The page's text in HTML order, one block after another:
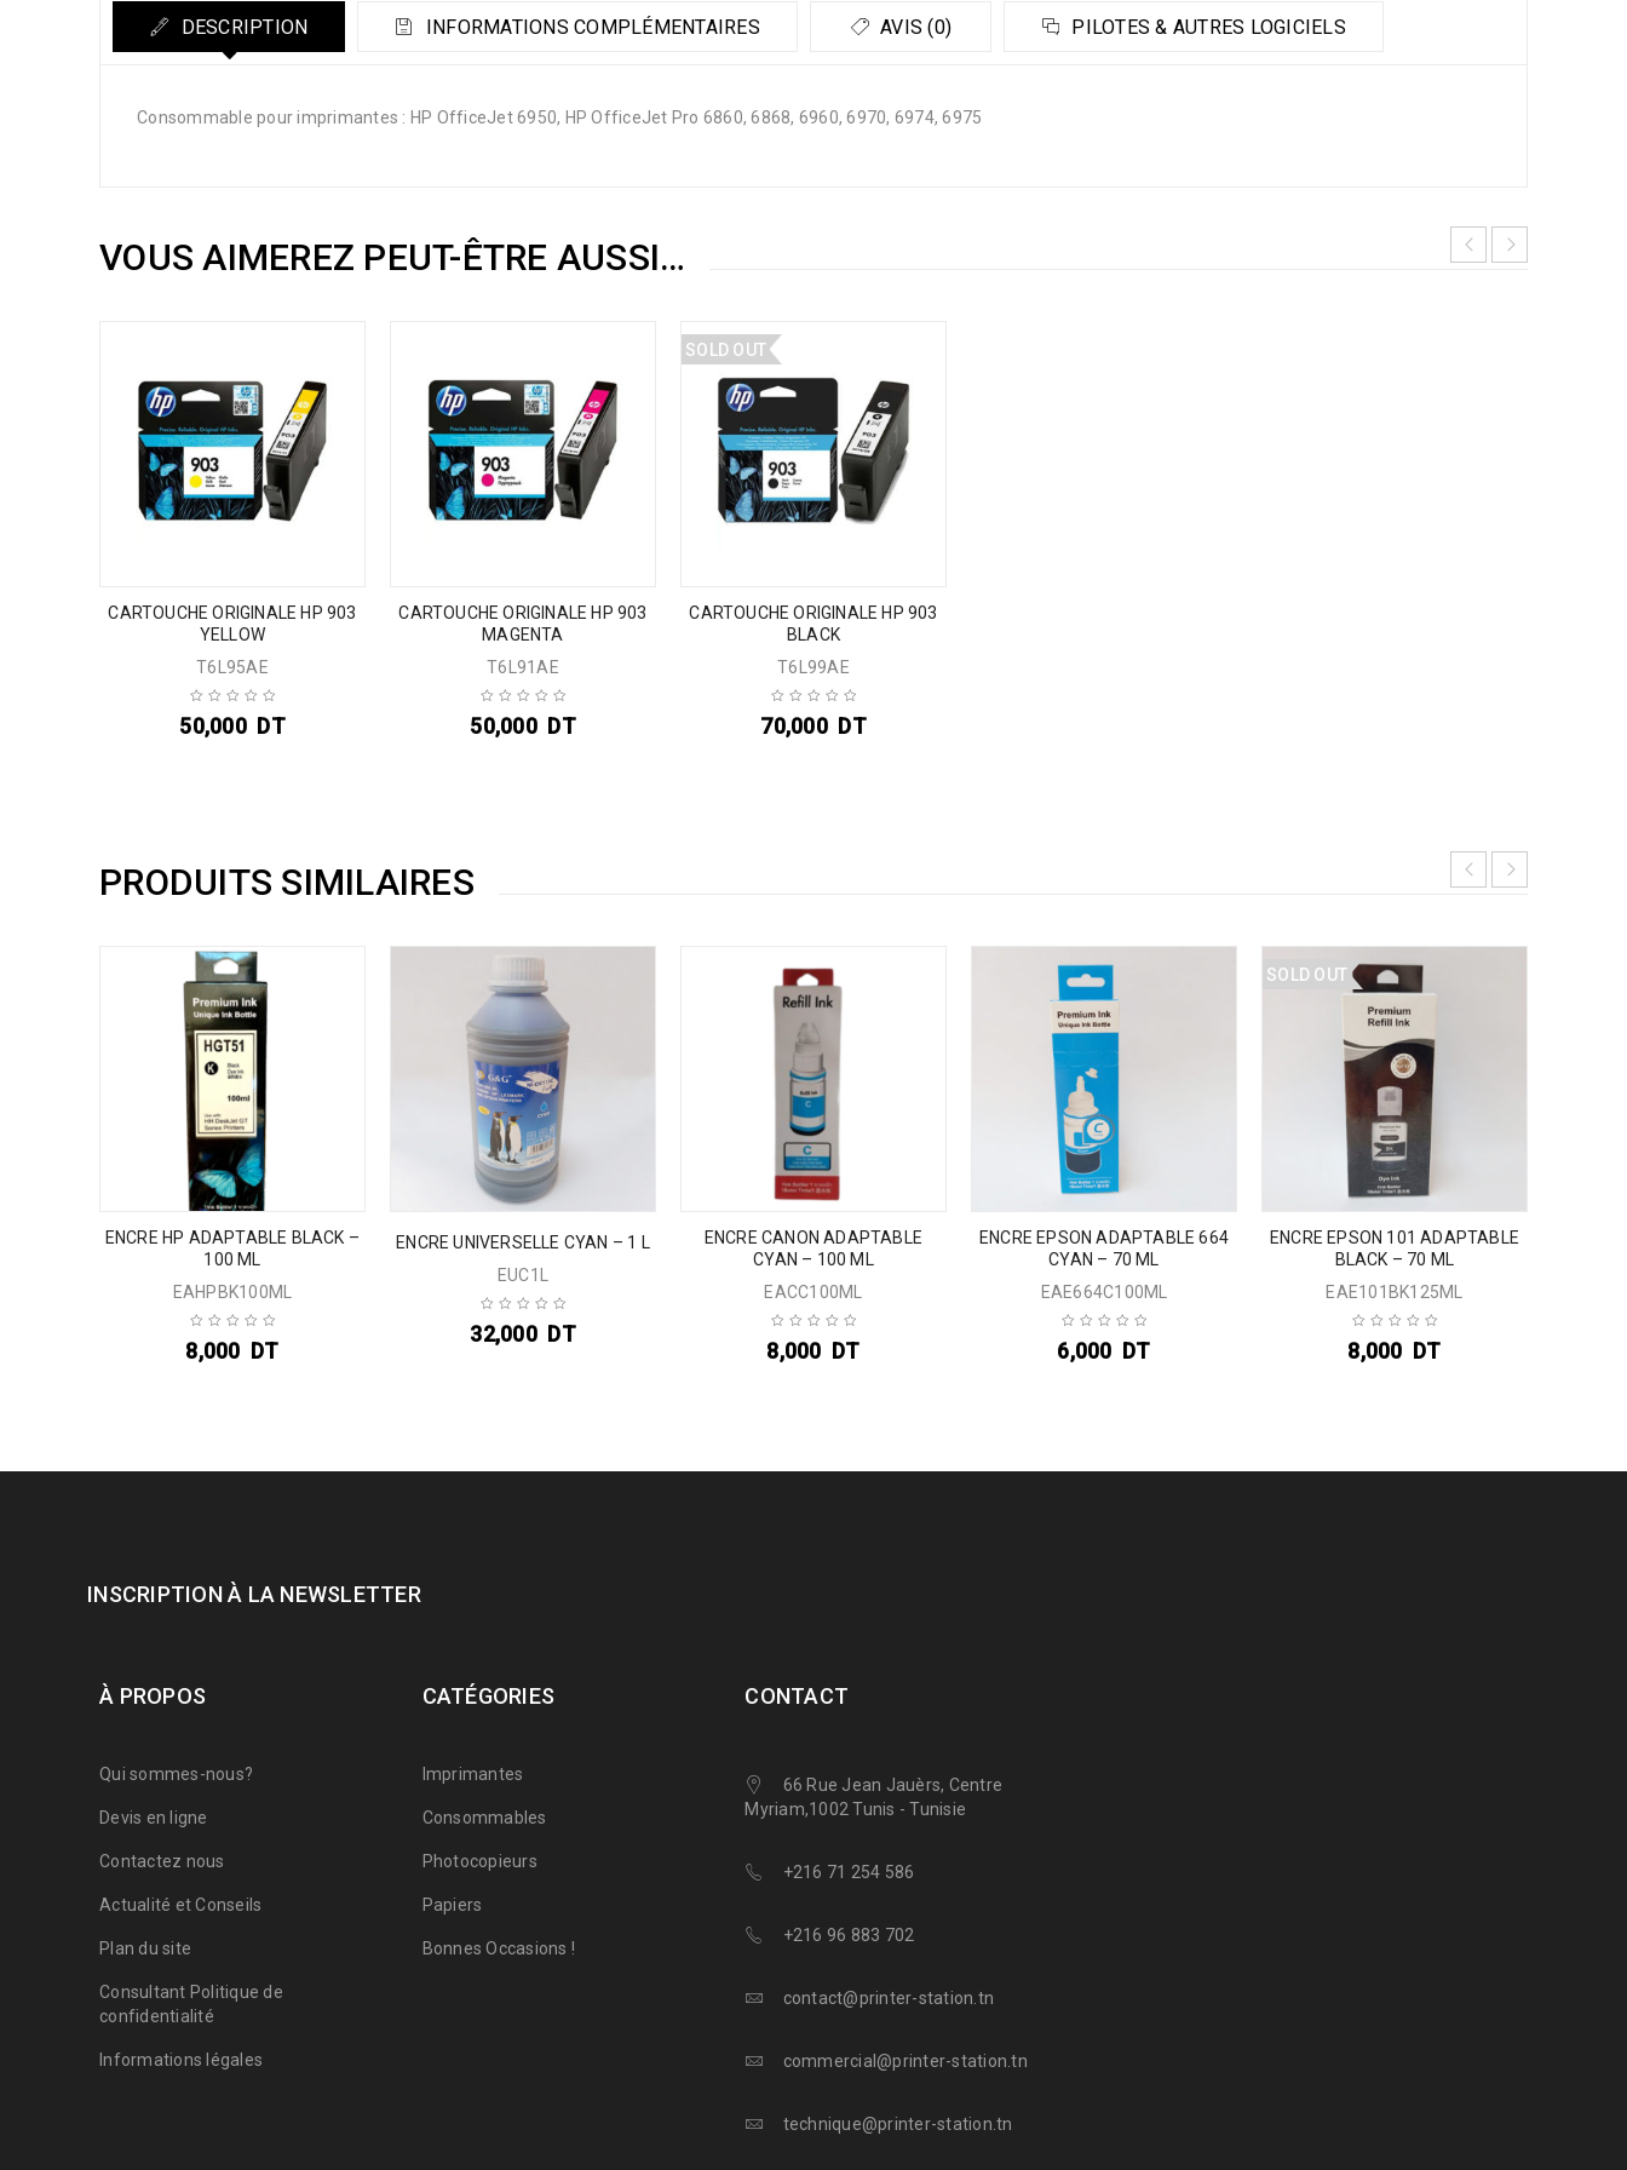
DESCRIPTION INFORMATIONS COMPLÉMENTAIRES AVIS (0) PILOTES & AUTRES LOGICIELS
Consommable pour imprimantes : HP OfficeJet 6950, HP OfficeJet Pro 6860, 6868, 6960, 6970, 6974, 6975
VOUS AIMEREZ PEUT-ÊTRE AUSSI…
CARTOUCHE ORIGINALE HP 903
YELLOW
T6L95AE
50,000 DT
CARTOUCHE ORIGINALE HP 903
MAGENTA
T6L91AE
50,000 DT
SOLD OUT
CARTOUCHE ORIGINALE HP 903
BLACK
T6L99AE
70,000 DT
PRODUITS SIMILAIRES
ENCRE HP ADAPTABLE BLACK –
100 ML
EAHPBK100ML
8,000 DT
ENCRE UNIVERSELLE CYAN – 1 L
EUC1L
32,000 DT
ENCRE CANON ADAPTABLE
CYAN – 100 ML
EACC100ML
8,000 DT
ENCRE EPSON ADAPTABLE 664
CYAN – 70 ML
EAE664C100ML
6,000 DT
SOLD OUT
ENCRE EPSON 101 ADAPTABLE
BLACK – 70 ML
EAE101BK125ML
8,000 DT
INSCRIPTION À LA NEWSLETTER
À PROPOS
Qui sommes-nous?
Devis en ligne
Contactez nous
Actualité et Conseils
Plan du site
Consultant Politique de
confidentialité
Informations légales
CATÉGORIES
Imprimantes
Consommables
Photocopieurs
Papiers
Bonnes Occasions !
CONTACT
66 Rue Jean Jauèrs, Centre
Myriam,1002 Tunis - Tunisie
+216 71 254 586
+216 96 883 702
contact@printer-station.tn
commercial@printer-station.tn
technique@printer-station.tn